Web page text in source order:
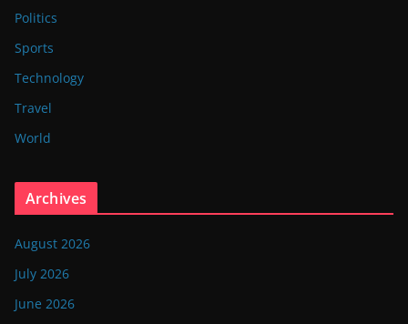
Politics
Sports
Technology
Travel
World
Archives
August 2026
July 2026
June 2026